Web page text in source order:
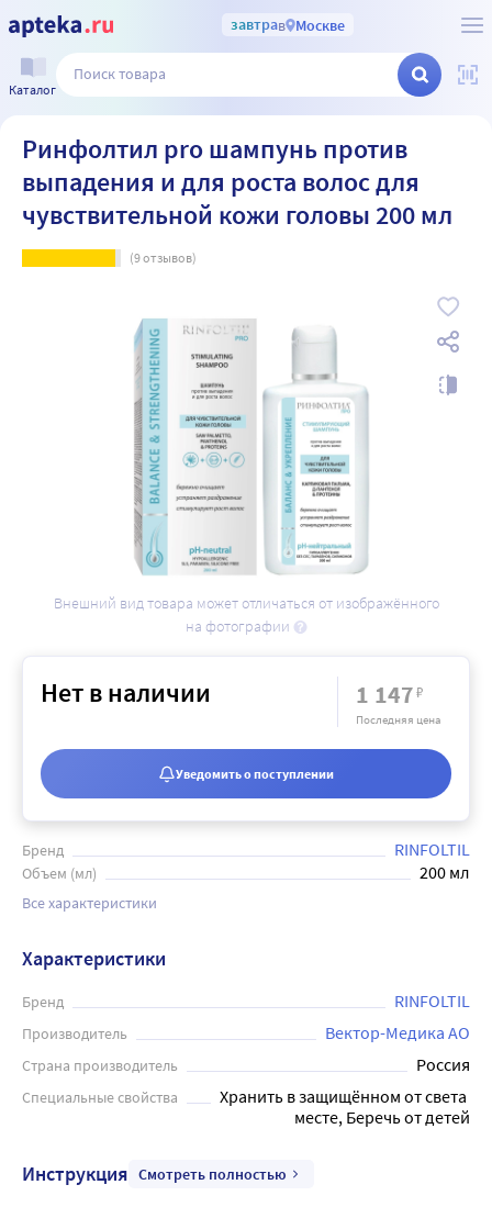
завтрав Москве
Каталог
Ринфолтил pro шампунь против
выпадения и для роста волос для
чувствительной кожи головы 200 мл
(9отзывов)
Внешний вид товара может отличаться от изображённого
на фотографии
Бренд RINFOLTIL
Объем (мл) 200 мл
Все характеристики
Нет в наличии 1 147₽
Последняя цена
Уведомить о поступлении
Характеристики
Бренд RINFOLTIL
Производитель Вектор-Медика АО
Страна производитель Россия
Специальные свойства
Хранить в защищённом от света
месте, Беречь от детей
Инструкция Смотреть полностью